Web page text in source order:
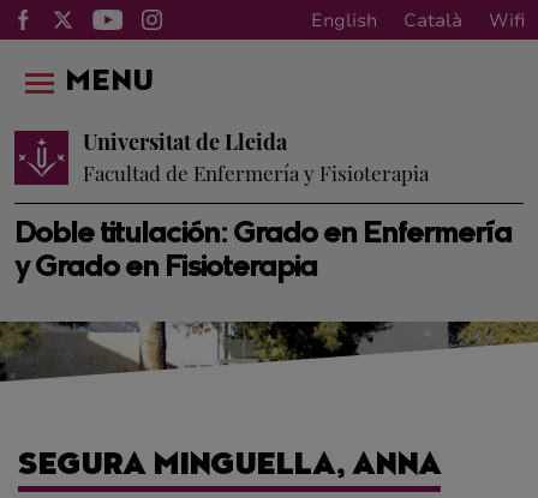
English Català Wifi
Doble titulación: Grado en Enfermería
y Grado en Fisioterapia
Universitat de Lleida
Facultad de Enfermería y Fisioterapia
MENU
SEGURA MINGUELLA, ANNA